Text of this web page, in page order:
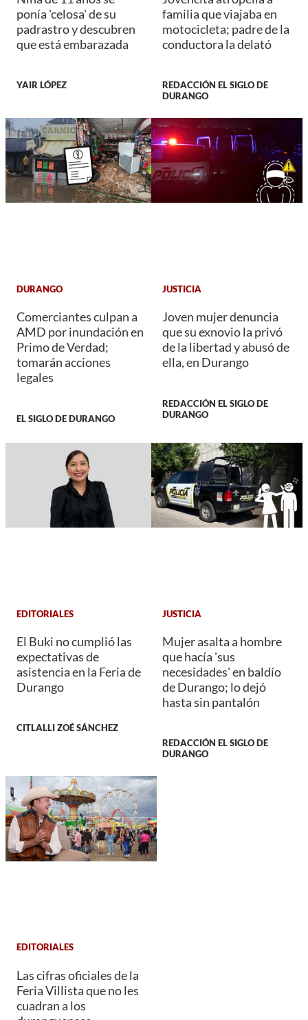
ponía 'celosa' de su
padrastro y descubren
que está embarazada
YAIR LÓPEZ
familia que viajaba en
motocicleta; padre de la
conductora la delató
REDACCIÓN EL SIGLO DE
DURANGO
DURANGO
Comerciantes culpan a
AMD por inundación en
Primo de Verdad;
tomarán acciones
legales
EL SIGLO DE DURANGO
JUSTICIA
Joven mujer denuncia
que su exnovio la privó
de la libertad y abusó de
ella, en Durango
REDACCIÓN EL SIGLO DE
DURANGO
EDITORIALES
El Buki no cumplió las
expectativas de
asistencia en la Feria de
Durango
CITLALLI ZOÉ SÁNCHEZ
JUSTICIA
Mujer asalta a hombre
que hacía 'sus
necesidades' en baldío
de Durango; lo dejó
hasta sin pantalón
REDACCIÓN EL SIGLO DE
DURANGO
EDITORIALES
Las cifras oficiales de la
Feria Villista que no les
cuadran a los